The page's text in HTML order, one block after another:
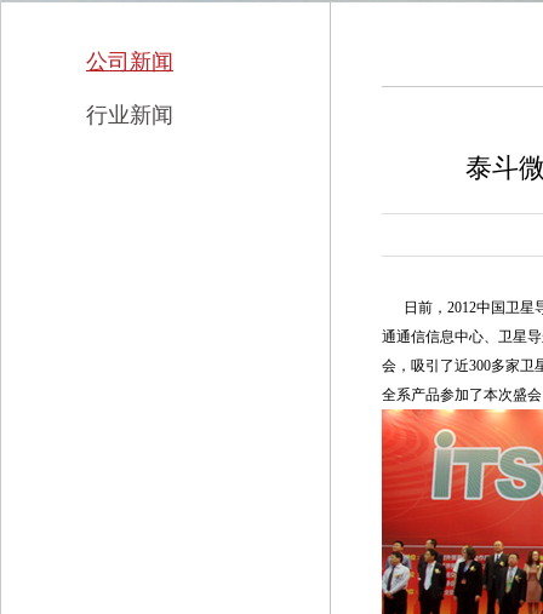
公司新闻
行业新闻
泰斗
日前，2012中国卫星
通通信信息中心、卫星
会，吸引了近300多家卫
全系产品参加了本次盛